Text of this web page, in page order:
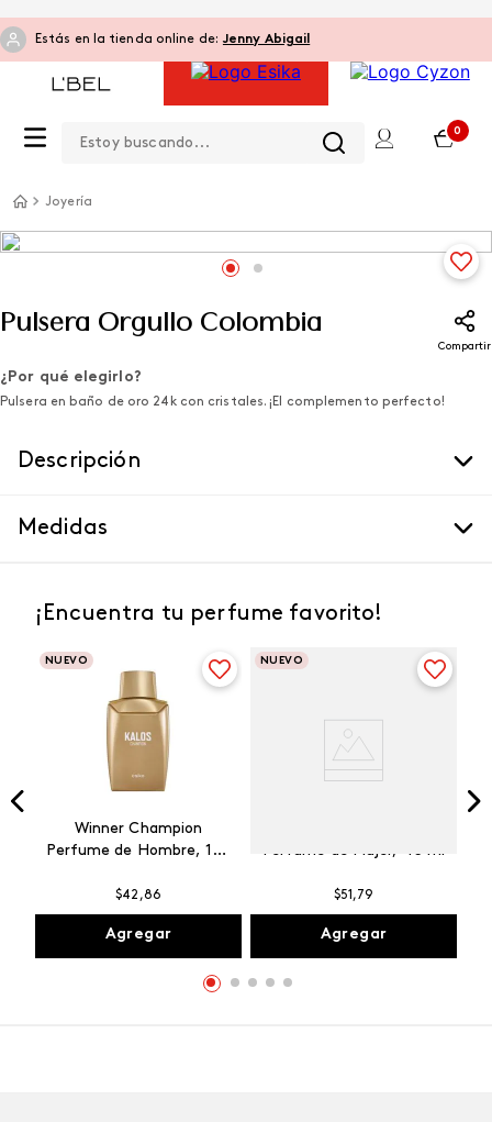
Estás en la tienda online de: Jenny Abigail
0
Joyería
Pulsera Orgullo Colombia
Compartir
¿Por qué elegirlo?
Pulsera en baño de oro 24k con cristales. ¡El complemento perfecto!
Descripción
Medidas
¡Encuentra tu perfume favorito!
NUEVO
Winner Champion
Perfume de Hombre, 100
$42 ,86
Agregar
NUEVO
Perfume de Mujer, 45 ml
$51 ,79
Agregar